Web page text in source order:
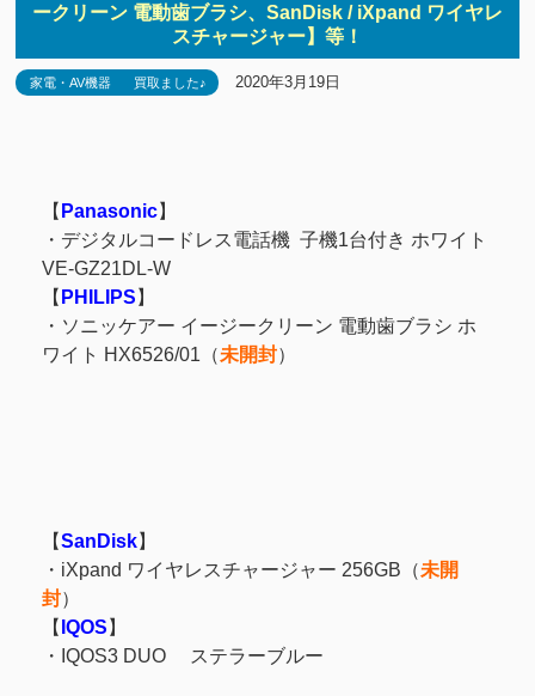
ークリーン 電動歯ブラシ、SanDisk / iXpand ワイヤレ
スチャージャー】等！
家電・AV機器 買取ました♪ 2020年3月19日
【 Panasonic】
・ デジタルコードレス電話機 子機1台付き ホワイト
VE-GZ21DL-W
【 PHILIPS 】
・ ソニッケアー イージークリーン 電動歯ブラシ ホ
ワイト HX6526/01（未開封）
【SanDisk】
・iXpand ワイヤレスチャージャー 256GB（未開
封）
【 IQOS 】
・ IQOS3 DUO ステラーブルー